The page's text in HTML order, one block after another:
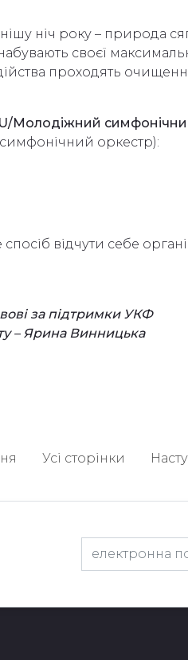
ніч року – природа
своєї
проходять
Молодіжний
симфонічний оркестр):
спосіб відчути себе
за підтримки УКФ
– Ярина Винницька
Усі сторінки